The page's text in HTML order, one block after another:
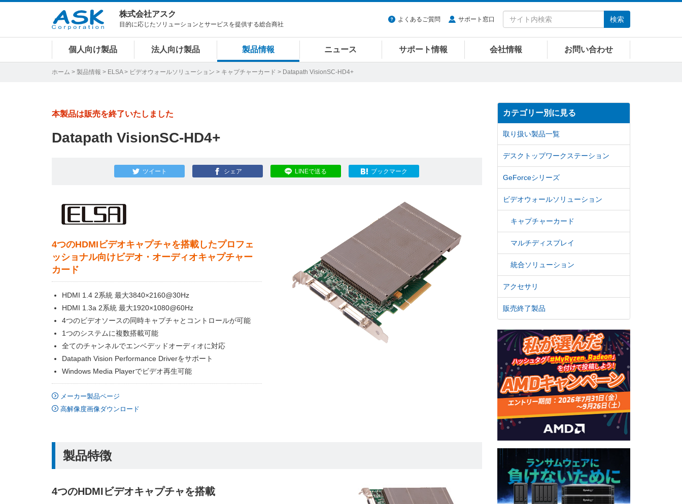
株式会社アスク
目的に応じたソリューションとサービスを提供する総合商社
よくあるご質問 サポート窓口 検索
個人向け製品 法人向け製品 製品情報 ニュース サポート情報 会社情報 お問い合わせ
ホーム > 製品情報 > ELSA> ビデオウォールソリューション > キャプチャーカード > Datapath VisionSC-HD4+
本製品は販売を終了いたしました
Datapath VisionSC-HD4+
ツイート シェア LINEで送る ブックマーク
4つのHDMIビデオキャプチャを搭載したプロフェ
ッショナル向けビデオ・オーディオキャプチャー
カード
HDMI 1.4 2系統 最大3840×2160@30Hz
HDMI 1.3a 2系統 最大1920×1080@60Hz
4つのビデオソースの同時キャプチャとコントロールが可能
1つのシステムに複数搭載可能
全てのチャンネルでエンベデッドオーディオに対応
Datapath Vision Performance Driverをサポート
Windows Media Playerでビデオ再生可能
メーカー製品ページ
高解像度画像ダウンロード
製品特徴
4つのHDMIビデオキャプチャを搭載
カテゴリー別に見る
取り扱い製品一覧
デスクトップワークステーション
GeForceシリーズ
ビデオウォールソリューション
キャプチャーカード
マルチディスプレイ
統合ソリューション
アクセサリ
販売終了製品